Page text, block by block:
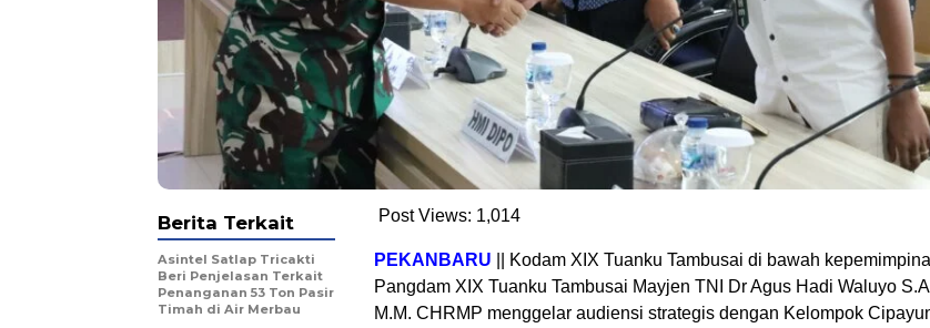
Post Views: 1,014
PEKANBARU || Kodam XIX Tuanku Tambusai di bawah
Pangdam XIX Tuanku Tambusai Mayjen TNI Dr Agus Hadi Waluyo
M.M. CHRMP menggelar audiensi strategis dengan Kelompok
Berita Terkait
Asintel Satlap Tricakti
Beri Penjelasan Terkait
Penanganan 53 Ton Pasir
Timah di Air Merbau